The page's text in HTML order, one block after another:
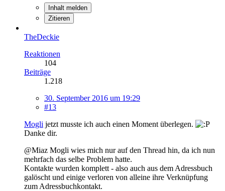
Inhalt melden
Zitieren
TheDeckie
Reaktionen
104
Beiträge
1.218
30. September 2016 um 19:29
#13
Mogli jetzt musste ich auch einen Moment überlegen.
Danke dir.
@Miaz Mogli wies mich nur auf den Thread hin, da ich nun
mehrfach das selbe Problem hatte.
Kontakte wurden komplett - also auch aus dem Adressbuch
galöscht und einige verloren von alleine ihre Verknüpfung
zum Adressbuchkontakt.